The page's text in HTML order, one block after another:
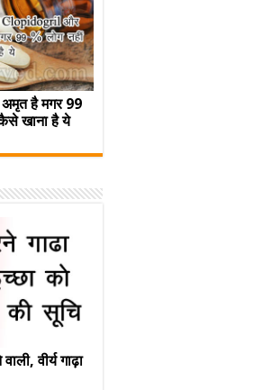
है मगर 99
खाना है ये
वीर्य गाढ़ा